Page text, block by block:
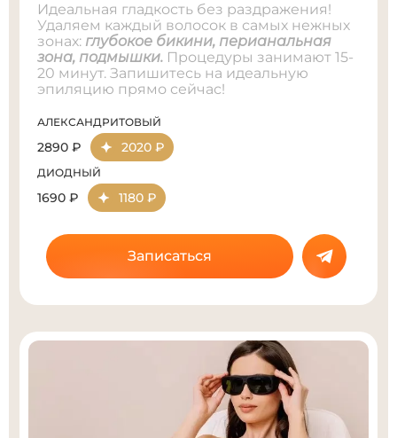
Идеальная гладкость без раздражения!
Удаляем каждый волосок в самых нежных
зонах: глубокое бикини, перианальная
зона, подмышки. Процедуры занимают 15-
20 минут. Запишитесь на идеальную
эпиляцию прямо сейчас!
АЛЕКСАНДРИТОВЫЙ
2890 ₽ 2020 ₽
ДИОДНЫЙ
1690 ₽ 1180 ₽
Записаться